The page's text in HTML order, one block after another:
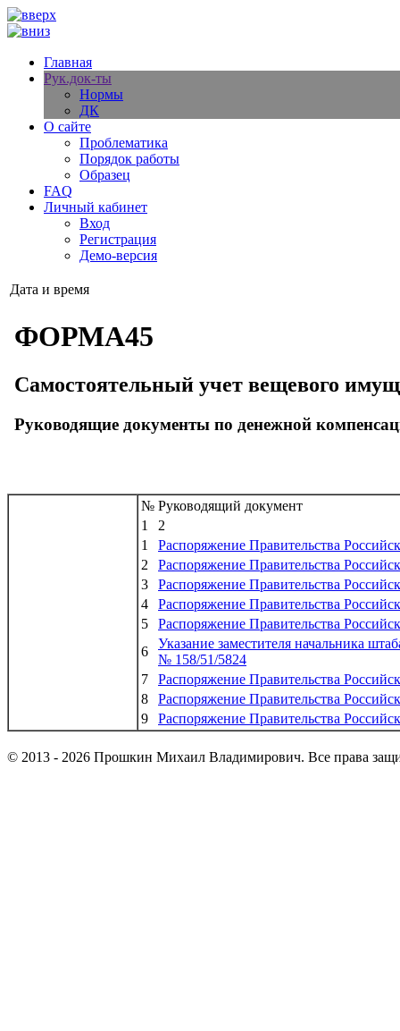
Главная
Рук.док-ты
Нормы
ДК
О сайте
Проблематика
Порядок работы
Образец
FAQ
Личный кабинет
Вход
Регистрация
Демо-версия
Дата и время
ФОРМА45
Самостоятельный учет вещевого
Руководящие документы по денежной
№ Руководящий документ
1
2
1
Распоряжение Правительства
2
Распоряжение Правительства
3
Распоряжение Правительства
4
Распоряжение Правительства
5
Распоряжение Правительства
6
Указание заместителя начальника
№ 158/51/5824
7
Распоряжение Правительства
8
Распоряжение Правительства
9
Распоряжение Правительства
© 2013 - 2026 Прошкин Михаил Владимирович. Все права